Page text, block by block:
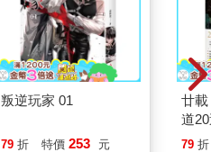
叛逆玩家 01
79 折 特價 253 元
廿
道
79 折